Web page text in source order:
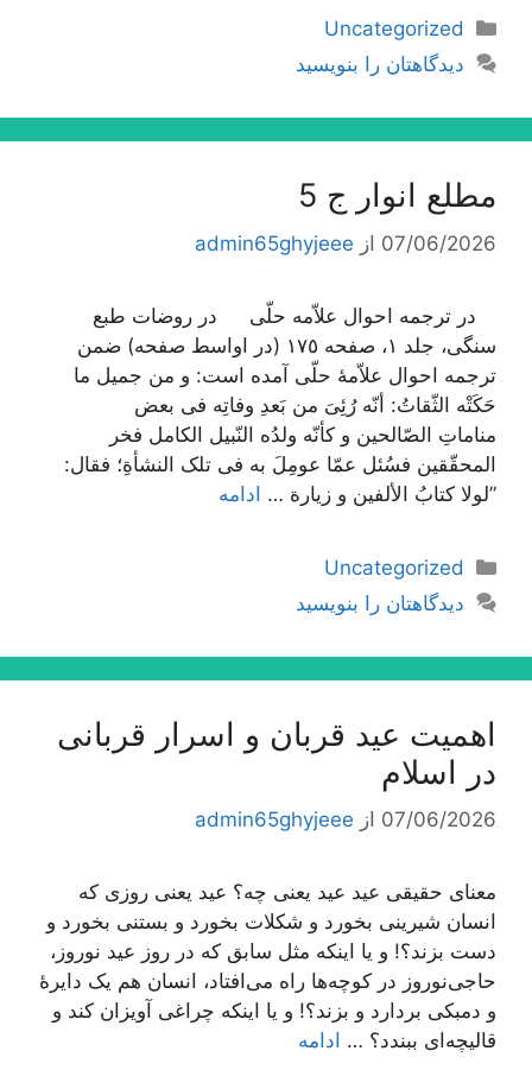
دسته‌ها
Uncategorized
دیدگاهتان را بنویسید
مطلع انوار ج 5
07/06/2026 از admin65ghyjeee
در ترجمه احوال علاّمه حلّی در روضات طبع
سنگی، جلد ١، صفحه ١٧٥ (در اواسط صفحه) ضمن
ترجمه احوال علاّمۀ حلّی آمده است: و من جمیل ما
حَکَتْه الثّقاتُ: أنّه رُئِیَ من بَعدِ وفاتِه فی بعض
مناماتِ الصّالحین و کأنّه ولدُه النّبیل الکامل فخر
المحقّقین فسُئل عمّا عومِلَ به فی تلک النشأةِ؛ فقال:
”لولا کتابُ الألفین و زیارة … ادامه
دسته‌ها
Uncategorized
دیدگاهتان را بنویسید
اهمیت عید قربان و اسرار قربانی
در اسلام
07/06/2026 از admin65ghyjeee
معنای حقیقی عید عید یعنی چه؟ عید یعنی روزی که
انسان شیرینی بخورد و شکلات بخورد و بستنی بخورد و
دست بزند؟! و یا اینکه مثل سابق که در روز عید نوروز،
حاجی‌نوروز در کوچه‌ها راه می‌افتاد، انسان هم یک دایرۀ
و دمبکی بردارد و بزند؟! و یا اینکه چراغی آویزان کند و
قالیچه‌ای ببندد؟ … ادامه